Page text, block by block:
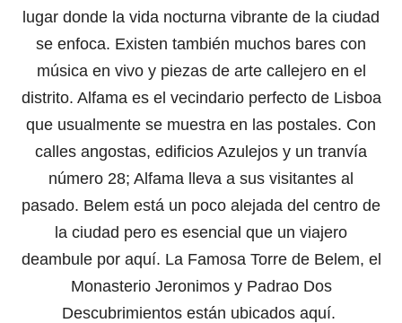
lugar donde la vida nocturna vibrante de la ciudad
se enfoca. Existen también muchos bares con
música en vivo y piezas de arte callejero en el
distrito. Alfama es el vecindario perfecto de Lisboa
que usualmente se muestra en las postales. Con
calles angostas, edificios Azulejos y un tranvía
número 28; Alfama lleva a sus visitantes al
pasado. Belem está un poco alejada del centro de
la ciudad pero es esencial que un viajero
deambule por aquí. La Famosa Torre de Belem, el
Monasterio Jeronimos y Padrao Dos
Descubrimientos están ubicados aquí.